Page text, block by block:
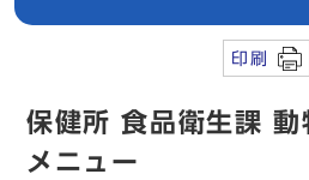
印刷
保健所 食品衛生課 動
メニュー